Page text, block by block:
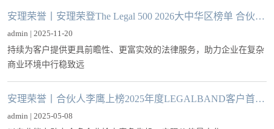
安理荣誉丨安理荣登The Legal 500 2026大中华区榜单 合伙人李鹰、王晓娜获评中国精英
admin | 2025-11-20
持续为客户提供更具前瞻性、更富实效的法律服务，助力企业在复杂
商业环境中行稳致远
安理荣誉丨合伙人李鹰上榜2025年度LEGALBAND客户首选：并购律师15强
admin | 2025-05-08